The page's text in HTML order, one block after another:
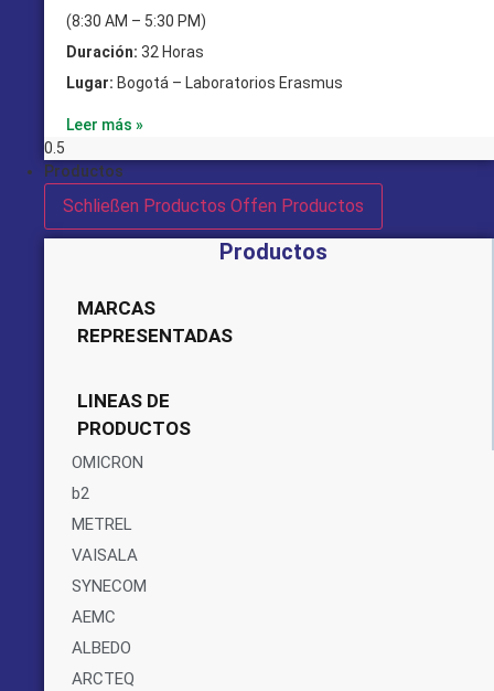
(8:30 AM – 5:30 PM)
Duración: 32 Horas
Lugar: Bogotá – Laboratorios Erasmus
Leer más »
Productos
Schließen Productos Offen Productos
Productos
MARCAS
REPRESENTADAS
LINEAS DE
PRODUCTOS
OMICRON
b2
METREL
VAISALA
SYNECOM
AEMC
ALBEDO
ARCTEQ